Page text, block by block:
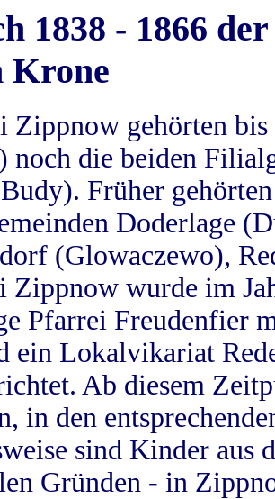
1838 - 1866
Krone
Zippnow gehörten
noch die beiden
Früher
Doderlage
(Glowaczewo),
Zippnow wurde im
Pfarrei Freudenfier
ein Lokalvikariat
Ab diesem
in den
sind Kinder aus
Gründen - in